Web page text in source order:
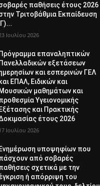
παθήσεις έτους 2026
Τριτοβάθμια Εκπαίδευση
Γ)...
Ιουλίου 2026
Πρόγραμμα επαναληπτικών
Πανελλαδικών εξετάσεων
και εσπερινών ΓΕΛ
ΕΠΑΛ, Ειδικών και
Μουσικών μαθημάτων και
Υγειονομικής
Εξέτασης και Πρακτικής
έτους 2026
Ιουλίου 2026
Ενημέρωση υποψηφίων που
από σοβαρές
σχετικά με την
ή απόρριψη του